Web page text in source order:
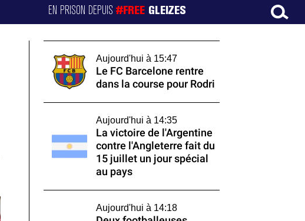
EN PRISON DEPUIS#FREE GLEIZES
Aujourd'hui à 15:47
Le FC Barcelone rentre
dans la course pour Rodri
Aujourd'hui à 14:35
La victoire de l'Argentine
contre l'Angleterre fait du
15 juillet un jour spécial
au pays
Aujourd'hui à 14:18